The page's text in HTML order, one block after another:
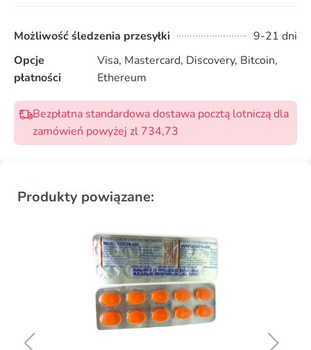
Możliwość śledzenia przesyłki
9-21 dni
Opcje
płatności
Visa, Mastercard, Discovery, Bitcoin,
Ethereum
Bezpłatna standardowa dostawa pocztą lotniczą dla
zamówień powyżej zl 734,73
Produkty powiązane: